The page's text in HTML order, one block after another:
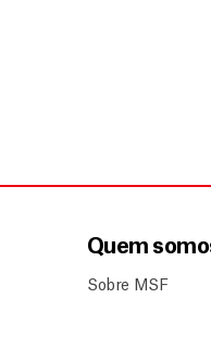
Quem
Sobre MSF